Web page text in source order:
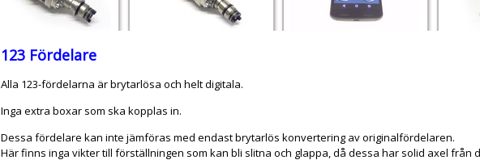
123 Fördelare
Alla 123-fördelarna är brytarlösa och helt digitala.
Inga extra boxar som ska kopplas in.
Dessa fördelare kan inte jämföras med endast brytarlös konvertering av originalfördelaren.
Här finns inga vikter till förställningen som kan bli slitna och glappa, då dessa har solid axel från